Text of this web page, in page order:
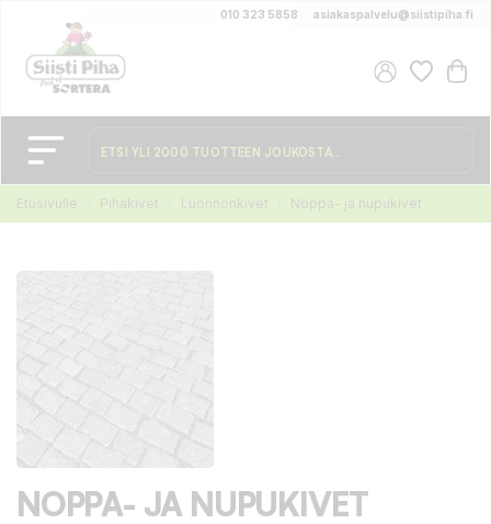
010 323 5858 asiakaspalvelu@siistipiha.fi
Etusivulle Pihakivet Luonnonkivet Noppa- ja nupukivet
NOPPA- JA NUPUKIVET